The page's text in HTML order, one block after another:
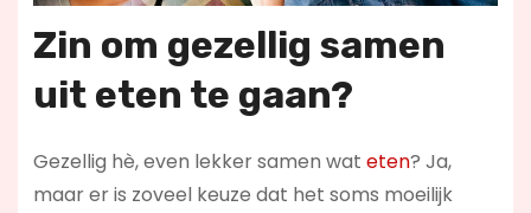
Zin om gezellig samen
uit eten te gaan?
Gezellig hè, even lekker samen wat eten? Ja,
maar er is zoveel keuze dat het soms moeilijk